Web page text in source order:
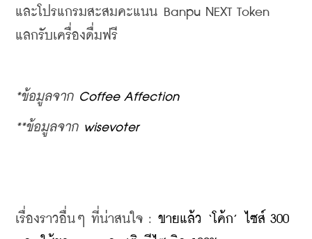
และโปรแกรมสะสมคะแนน Banpu NEXT Token
แลกรับเครื่องดื่มฟรี
*ข้อมูลจาก Coffee Affection
**ข้อมูลจาก wisevoter
เรื่องราวอื่นๆ ที่น่าสนใจ : ขายแล้ว ‘โค้ก’ ไซส์ 300